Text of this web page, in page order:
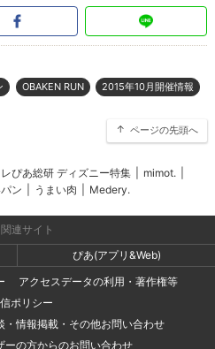
OBAKEN RUN 2015年10月開催情報
ページの先頭へ
ぴあ総研 ディズニー特集 mimot.
ン うまい肉 Medery.
連サイト
ぴあ(アプリ&Web)
アクセスデータの利用・著作権等
ポリシー
・情報掲載・その他お問い合わせ
ーの方からのお問い合わせ